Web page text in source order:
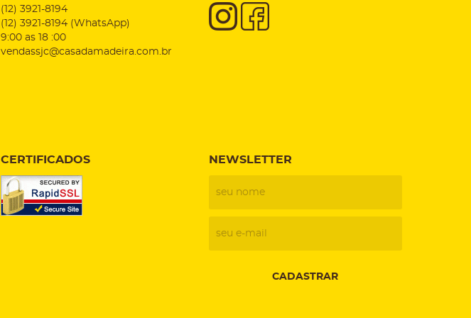
(12) 3921-8194
(12) 3921-8194 (WhatsApp)
9:00 as 18 :00
vendassjc@casadamadeira.com.br
CERTIFICADOS NEWSLETTER
CADASTRAR